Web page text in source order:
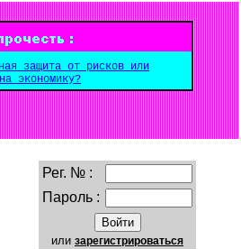
защита от рисков или
экономику?
Рег. № :
Пароль :
или зарегистрироваться